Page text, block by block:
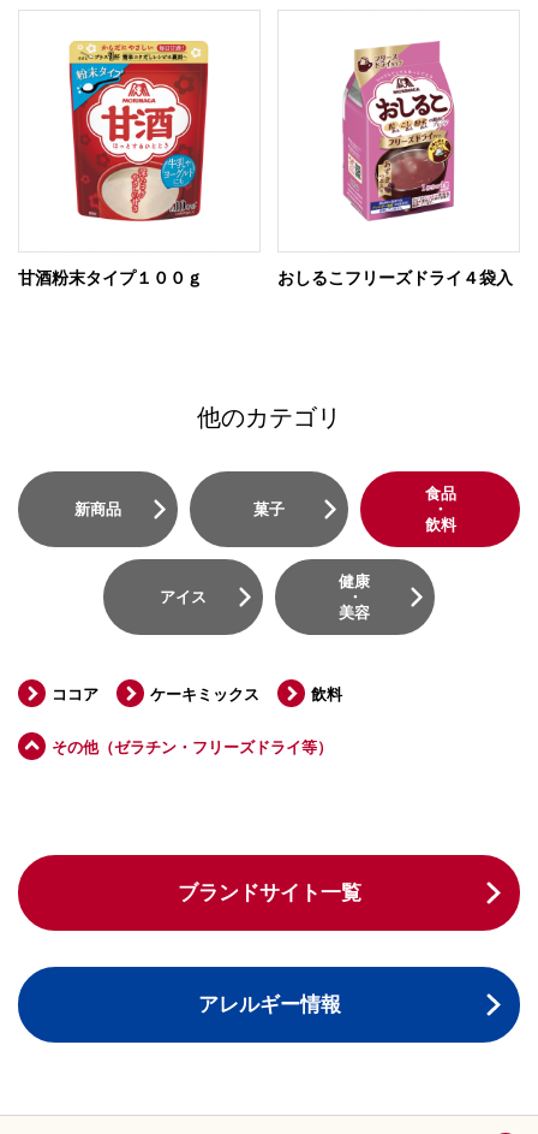
甘酒粉末タイプ１００ｇ おしるこフリーズドライ４袋入
他のカテゴリ
新商品 菓子
食品
・
飲料
アイス
健康
・
美容
ココア ケーキミックス 飲料
その他（ゼラチン・フリーズドライ等）
ブランドサイト一覧
アレルギー情報